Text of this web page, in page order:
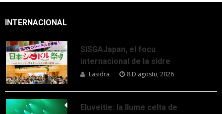
INTERNACIONAL
SISGAJapan, el focu
internacional de la sidre
Lasidra 8 D'agostu, 2026
Eluveitie: la llume celta de